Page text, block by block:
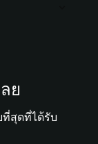
ย
สุดที่ได้รับ